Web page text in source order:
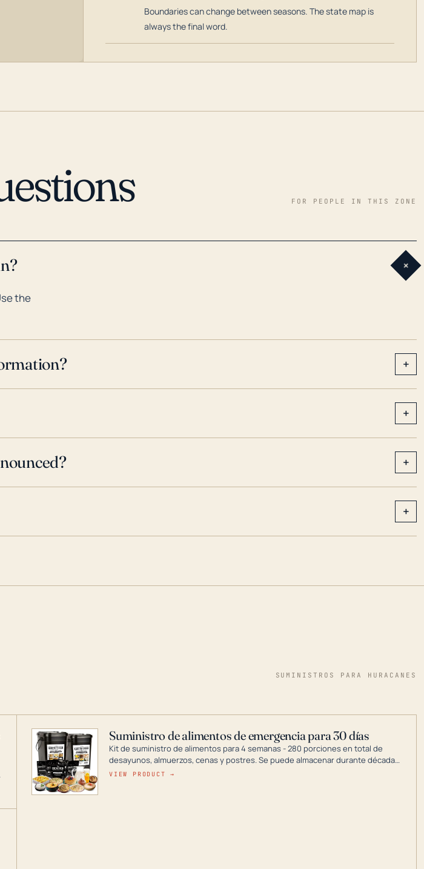
Boundaries can change between seasons. The state map is
always the final word.
FOR PEOPLE IN THIS ZONE
+
the
+
+
+
+
SUMINISTROS PARA HURACANES
Suministro de alimentos de emergencia para 30 días
Kit de suministro de alimentos para 4 semanas - 280 porciones en total de
desayunos, almuerzos, cenas y postres. Se puede almacenar durante décadas
si se guarda en un lugar seco.
VIEW PRODUCT →